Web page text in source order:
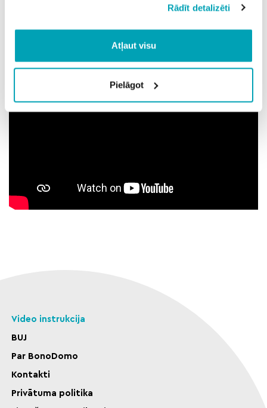
Rādīt detalizēti
Atļaut visu
Pielāgot
Kā pārvaldīt un mainīt sava profila iestatījumu?
Video instrukcija
BUJ
Par BonoDomo
Kontakti
Privātuma politika